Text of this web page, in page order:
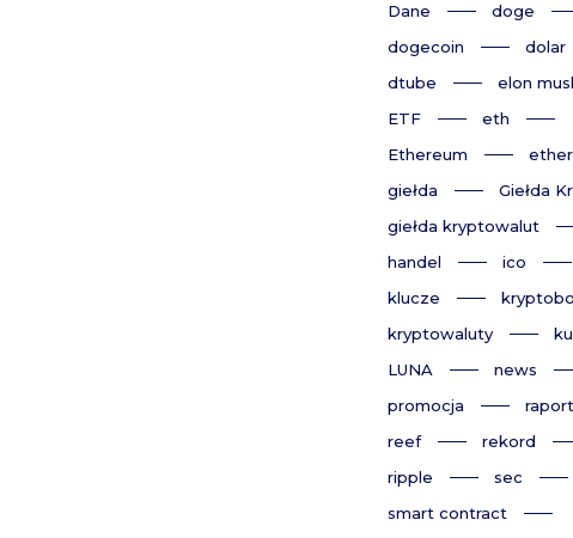
Dane
doge
dogecoin
dolar
dtube
elon
ETF
eth
Ethereum
giełda
Giełda
giełda kryptowalut
handel
ico
klucze
kryptowaluty
LUNA
news
promocja
raport
reef
rekord
ripple
sec
smart contract